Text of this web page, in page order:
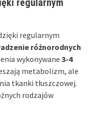
regularnym
różnorodnych
wykonywane3-4
metabolizm, ale
tkanki tłuszczowej.
rodzajów